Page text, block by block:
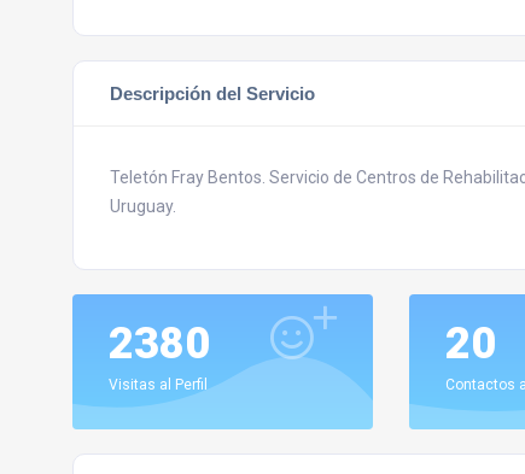
Descripción del Servicio
Teletón Fray Bentos. Servicio de Centros de
Uruguay.
2380
Visitas al Perfil
20
Contactos